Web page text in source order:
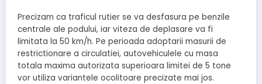
Precizam ca traficul rutier se va desfasura pe benzile
centrale ale podului, iar viteza de deplasare va fi
limitata la 50 km/h. Pe perioada adoptarii masurii de
restrictionare a circulatiei, autovehiculele cu masa
totala maxima autorizata superioara limitei de 5 tone
vor utiliza variantele ocolitoare precizate mai jos.